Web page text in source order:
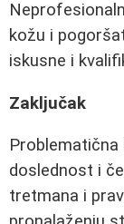
kožu i
iskusne i
Zaključak
doslednost i
tretmana i